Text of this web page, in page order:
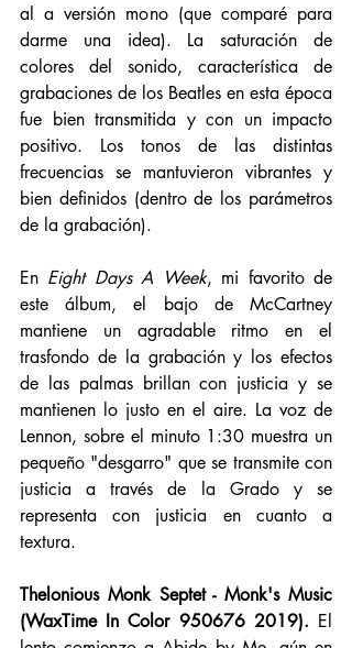
al a versión mono (que comparé para
darme una idea). La saturación de
colores del sonido, característica de
grabaciones de los Beatles en esta época
fue bien transmitida y con un impacto
positivo. Los tonos de las distintas
frecuencias se mantuvieron vibrantes y
bien definidos (dentro de los parámetros
de la grabación).
En Eight Days A Week, mi favorito de
este álbum, el bajo de McCartney
mantiene un agradable ritmo en el
trasfondo de la grabación y los efectos
de las palmas brillan con justicia y se
mantienen lo justo en el aire. La voz de
Lennon, sobre el minuto 1:30 muestra un
pequeño "desgarro" que se transmite con
justicia a través de la Grado y se
representa con justicia en cuanto a
textura.
Thelonious Monk Septet - Monk's Music
(WaxTime In Color 950676 2019). El